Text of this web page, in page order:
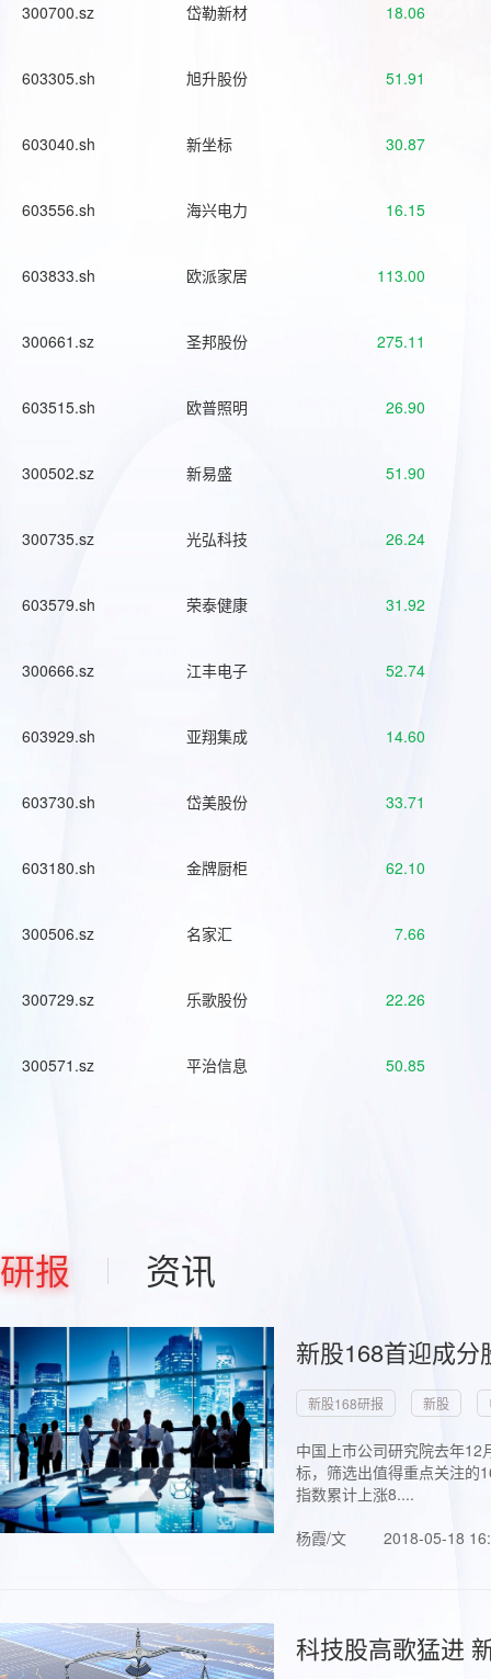
300700.sz 岱勒新材 18.06
603305.sh 旭升股份 51.91
603040.sh 新坐标 30.87
603556.sh 海兴电力 16.15
603833.sh 欧派家居 113.00
300661.sz 圣邦股份 275.11
603515.sh 欧普照明 26.90
300502.sz 新易盛 51.90
300735.sz 光弘科技 26.24
603579.sh 荣泰健康 31.92
300666.sz 江丰电子 52.74
603929.sh 亚翔集成 14.60
603730.sh 岱美股份 33.71
603180.sh 金牌厨柜 62.10
300506.sz 名家汇 7.66
300729.sz 乐歌股份 22.26
300571.sz 平治信息 50.85
研报 资讯
新股168首迎成
新股168研报 新股
中国上市公司研究院去年
标，筛选出值得重点关注的
指数累计上涨8....
杨霞/文
2018-05-18
科技股高歌猛进